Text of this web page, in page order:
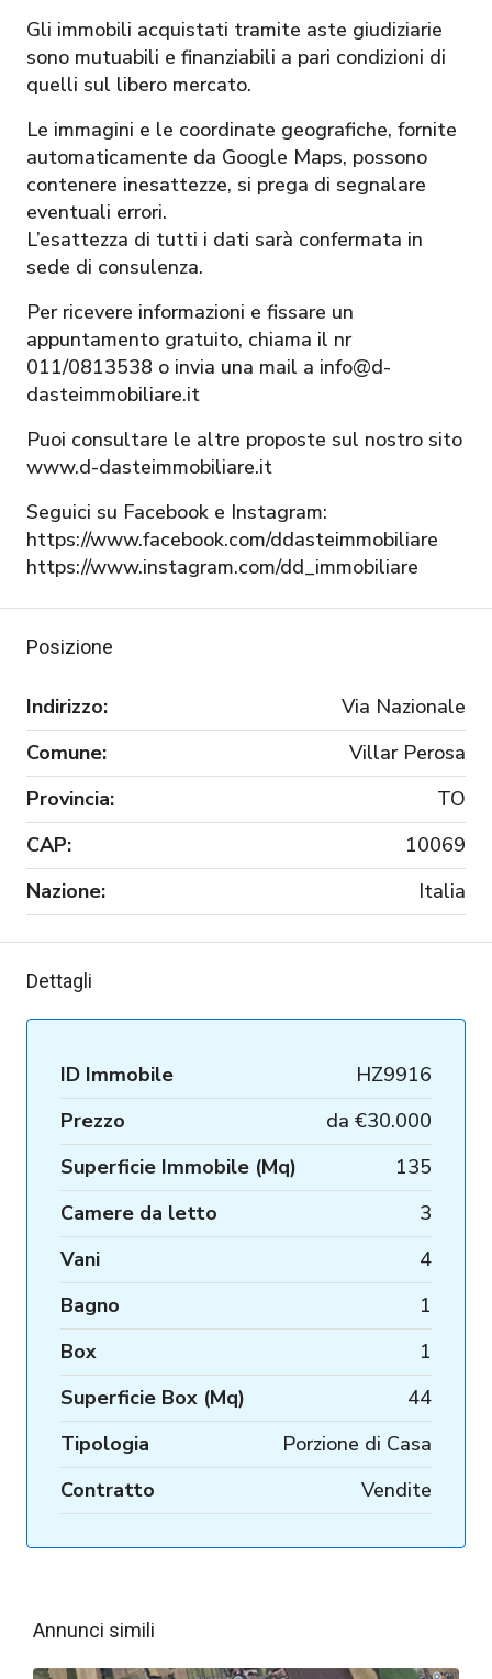
Gli immobili acquistati tramite aste giudiziarie
sono mutuabili e finanziabili a pari condizioni di
quelli sul libero mercato.
Le immagini e le coordinate geografiche, fornite
automaticamente da Google Maps, possono
contenere inesattezze, si prega di segnalare
eventuali errori.
L’esattezza di tutti i dati sarà confermata in
sede di consulenza.
Per ricevere informazioni e fissare un
appuntamento gratuito, chiama il nr
011/0813538 o invia una mail a info@d-
dasteimmobiliare.it
Puoi consultare le altre proposte sul nostro sito
www.d-dasteimmobiliare.it
Seguici su Facebook e Instagram:
https://www.facebook.com/ddasteimmobiliare
https://www.instagram.com/dd_immobiliare
Posizione
Indirizzo:
Via Nazionale
Comune:
Villar Perosa
Provincia:
TO
CAP:
10069
Nazione:
Italia
Dettagli
ID Immobile
HZ9916
Prezzo
da €30.000
Superficie Immobile (Mq)
135
Camere da letto
3
Vani
4
Bagno
1
Box
1
Superficie Box (Mq)
44
Tipologia
Porzione di Casa
Contratto
Vendite
Annunci simili